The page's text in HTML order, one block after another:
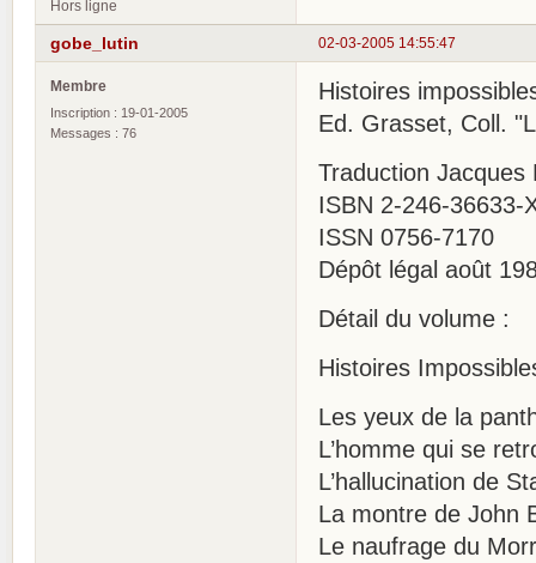
Hors ligne
02-03-2005 14:55:47
gobe_lutin
Membre
Inscription : 19-01-2005
Messages : 76
Histoires
Ed. Grasset, Coll.
Traduction Jacques
ISBN 2-246-36633-
ISSN 0756-7170
Dépôt légal août
Détail du volume :
Histoires
Les yeux de la
L’homme qui se
L’hallucination de
La montre de John
Le naufrage du